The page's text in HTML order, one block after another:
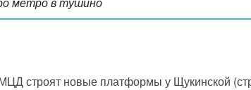
строят новые платформы у Щукинской